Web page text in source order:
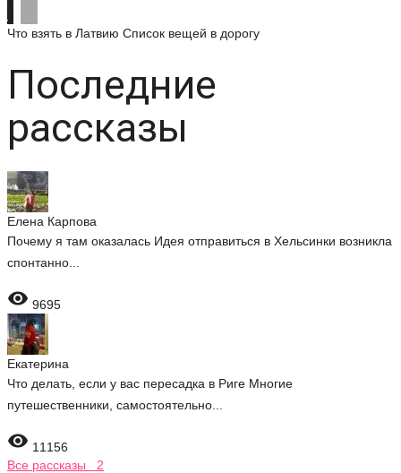
Что взять в Латвию Список вещей в дорогу
Последние
рассказы
Елена Карпова
Почему я там оказалась Идея отправиться в Хельсинки возникла
спонтанно...
 9695
Екатерина
Что делать, если у вас пересадка в Риге Многие
путешественники, самостоятельно...
 11156
Все рассказы 2